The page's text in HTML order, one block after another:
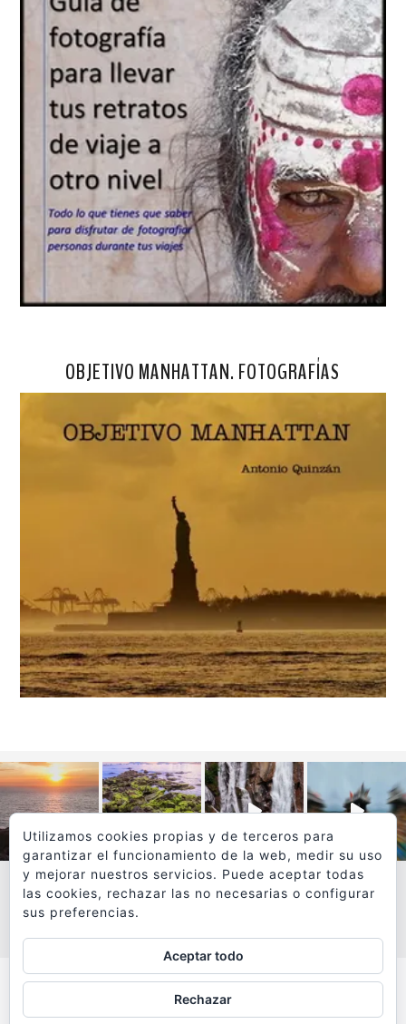
OBJETIVO MANHATTAN. FOTOGRAFÍAS
VER MÁS
Todos los textos y fotografías de
Utilizamos cookies propias y de terceros para
garantizar el funcionamiento de la web, medir su uso
y mejorar nuestros servicios. Puede aceptar todas
las cookies, rechazar las no necesarias o configurar
sus preferencias.
Aceptar todo
Rechazar